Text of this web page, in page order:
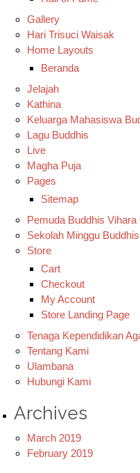
Gallery
Hari Trisuci Waisak
Home Layouts
Beranda
Jelajah
Kathina
Keluarga Mahasiswa
Lagu Buddhis
Live
Magha Puja
Pages
Sitemap
Pemuda Buddhis Vihara
Sekolah Minggu
Store
Cart
Checkout
My Account
Store Landing Page
Tenaga Kependidikan
Tentang Kami
Ulambana
Hubungi Kami
Archives
March 2019
February 2019